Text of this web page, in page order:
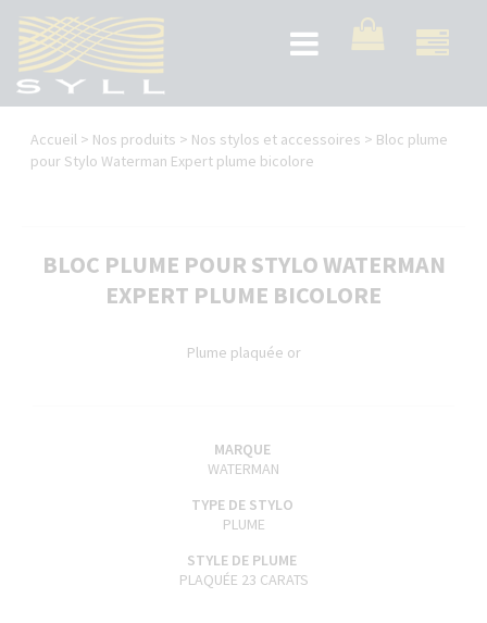
contenu
principal
Toggle
navigation
Vous
êtes
Accueil > Nos produits > Nos stylos et accessoires > Bloc plume
pour Stylo Waterman Expert plume bicolore
BLOC PLUME POUR STYLO WATERMAN
EXPERT PLUME BICOLORE
Plume plaquée or
MARQUE
WATERMAN
TYPE DE STYLO
PLUME
STYLE DE PLUME
PLAQUÉE 23 CARATS